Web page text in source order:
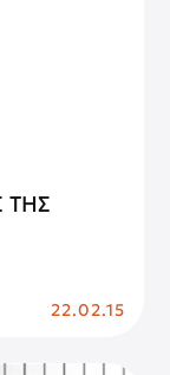
ΤΗΣ
22.02.15